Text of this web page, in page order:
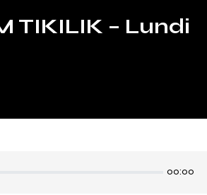
TIKILIK – Lundi
00:00